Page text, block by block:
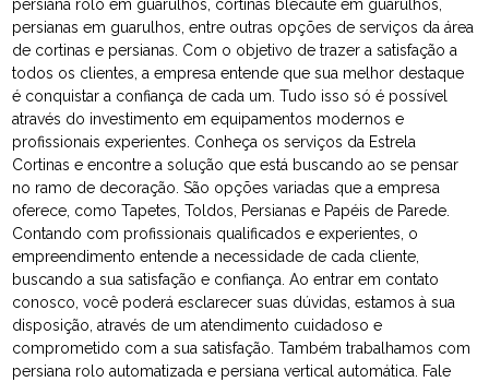
persiana rolo em guarulhos, cortinas blecaute em guarulhos,
persianas em guarulhos, entre outras opções de serviços da área
de cortinas e persianas. Com o objetivo de trazer a satisfação a
todos os clientes, a empresa entende que sua melhor destaque
é conquistar a confiança de cada um. Tudo isso só é possível
através do investimento em equipamentos modernos e
profissionais experientes. Conheça os serviços da Estrela
Cortinas e encontre a solução que está buscando ao se pensar
no ramo de decoração. São opções variadas que a empresa
oferece, como Tapetes, Toldos, Persianas e Papéis de Parede.
Contando com profissionais qualificados e experientes, o
empreendimento entende a necessidade de cada cliente,
buscando a sua satisfação e confiança. Ao entrar em contato
conosco, você poderá esclarecer suas dúvidas, estamos à sua
disposição, através de um atendimento cuidadoso e
comprometido com a sua satisfação. Também trabalhamos com
persiana rolo automatizada e persiana vertical automática. Fale